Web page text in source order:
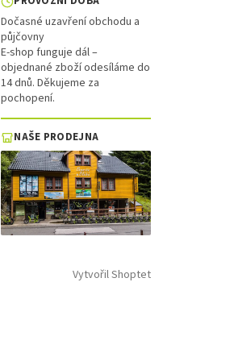
Dočasné uzavření obchodu a
půjčovny
E-shop funguje dál –
objednané zboží odesíláme do
14 dnů. Děkujeme za
pochopení.
NAŠE PRODEJNA
Vytvořil Shoptet